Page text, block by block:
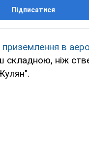
Підписатися
приземлення в
складною, ніж